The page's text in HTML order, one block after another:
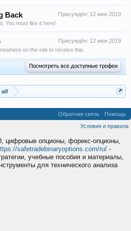
Присуждён: 12 июн 2019
Back
You must like it here!
Присуждён: 12 июн 2019
on the site to receive this.
Посмотреть все доступные трофеи
alf
Обратная связь
Помощь
Условия и правила
цифровые опционы, форекс-опционы,
safetradebinaryoptions.com/ru/ -
учебные пособия и материалы,
для технического анализа